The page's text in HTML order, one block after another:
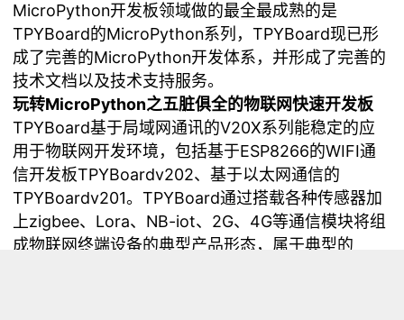
MicroPython开发板领域做的最全最成熟的是
TPYBoard的MicroPython系列，TPYBoard现已形
成了完善的MicroPython开发体系，并形成了完善的
技术文档以及技术支持服务。
玩转MicroPython之五脏俱全的物联网快速开发板
TPYBoard基于局域网通讯的V20X系列能稳定的应
用于物联网开发环境，包括基于ESP8266的WIFI通
信开发板TPYBoardv202、基于以太网通信的
TPYBoardv201。TPYBoard通过搭载各种传感器加
上zigbee、Lora、NB-iot、2G、4G等通信模块将组
成物联网终端设备的典型产品形态，属于典型的